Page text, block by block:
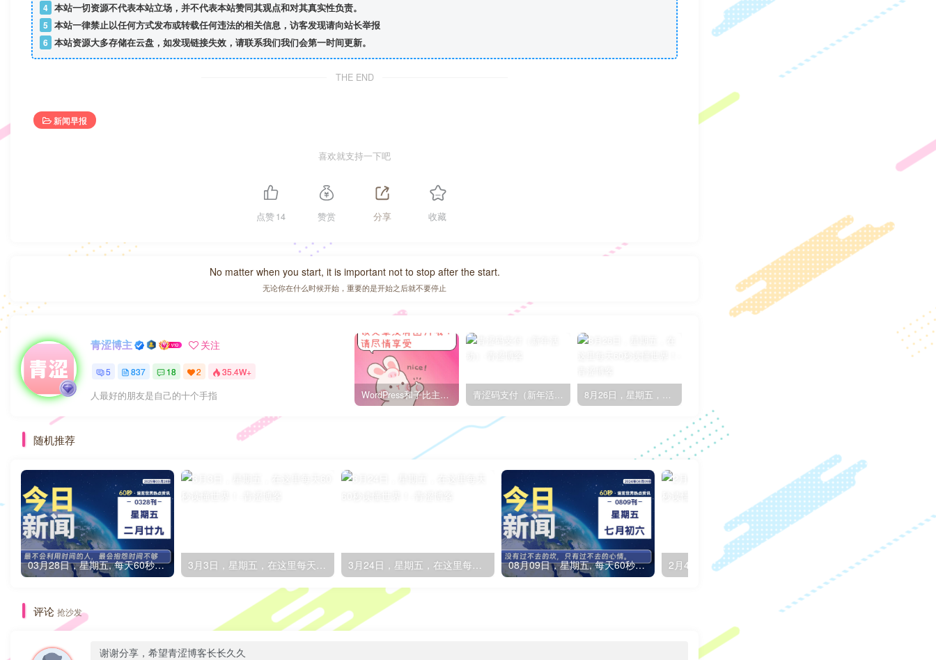
4 本站一切资源不代表本站立场，并不代表本站赞同其观点和对其真实性负责。
5 本站一律禁止以任何方式发布或转载任何违法的相关信息，访客发现请向站长举报
6 本站资源大多存储在云盘，如发现链接失效，请联系我们我们会第一时间更新。
THE END
新闻早报
喜欢就支持一下吧
点赞14 赞赏 分享 收藏
No matter when you start, it is important not to stop after the start.
无论你在什么时候开始，重要的是开始之后就不要停止
青涩博主 关注
5 837 18 2 35.4W+
人最好的朋友是自己的十个手指 WordPress和子比主题模板&网站美化方法教程-已更新到:23-01-8 青涩码支付（新年活动） 8月26日，星期五，在这里每天60秒读懂世界！
随机推荐
03月28日，星期五, 每天60秒读懂全世界！ 08月09日，星期五, 每天60秒读懂全世界！
评论 抢沙发